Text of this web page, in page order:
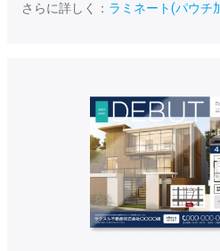
さらに詳しく： ラミネート(パウチ